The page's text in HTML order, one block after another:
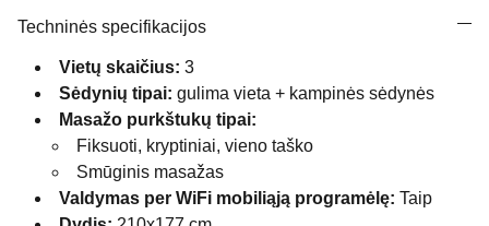
Techninės specifikacijos
Vietų skaičius: 3
Sėdynių tipai: gulima vieta + kampinės sėdynės
Masažo purkštukų tipai:
Fiksuoti, kryptiniai, vieno taško
Smūginis masažas
Valdymas per WiFi mobiliąją programėlę: Taip